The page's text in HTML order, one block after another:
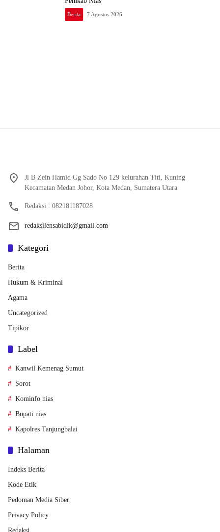
Berita 7 Agustus 2026
Jl B Zein Hamid Gg Sado No 129 kelurahan Titi, Kuning
Kecamatan Medan Johor, Kota Medan, Sumatera Utara
Redaksi : 082181187028
redaksilensabidik@gmail.com
Kategori
Berita
Hukum & Kriminal
Agama
Uncategorized
Tipikor
Label
Kanwil Kemenag Sumut
Sorot
Kominfo nias
Bupati nias
Kapolres Tanjungbalai
Halaman
Indeks Berita
Kode Etik
Pedoman Media Siber
Privacy Policy
Redaksi